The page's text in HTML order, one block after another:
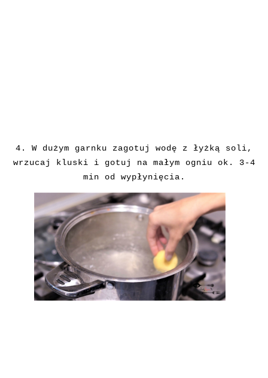
4. W dużym garnku zagotuj wodę z łyżką soli,
wrzucaj kluski i gotuj na małym ogniu ok. 3-4
min od wypłynięcia.